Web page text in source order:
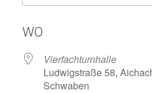
WO
Vierfachturnhalle
Ludwigstraße 58,
Schwaben